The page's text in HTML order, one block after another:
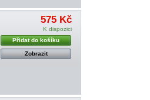
575 Kč
K dispozici
Přidat do košíku
Zobrazit